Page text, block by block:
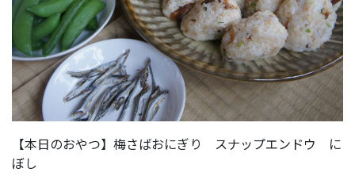
【本日のおやつ】梅さばおにぎり スナップエンドウ に
ぼし